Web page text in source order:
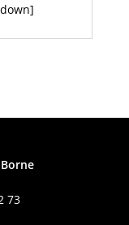
73